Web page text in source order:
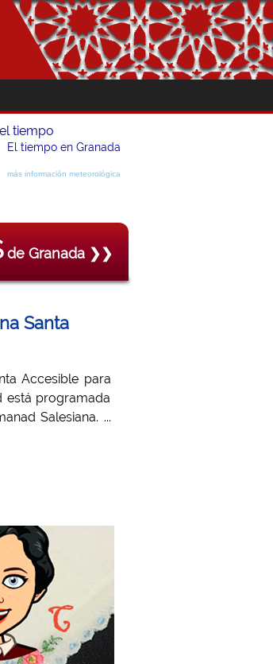
el tiempo
El tiempo en Granada
más información meteorológica
de Granada ❯❯
Santa
Accesible para
está programada
Salesiana. ...